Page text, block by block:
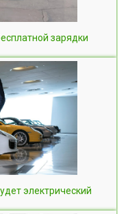
зарядки
электрический